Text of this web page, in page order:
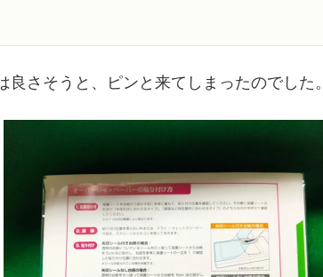
良さそうと、ピンと来てしまったのでした。